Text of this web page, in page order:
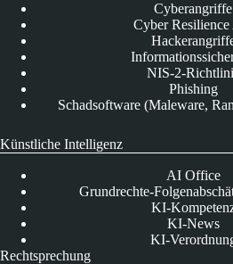
Cyberangriffe
Cyber
NIS-2-
Phishing
Schadsoftware (Maleware,
Künstliche Intelligenz
AI Office
Grundrechte-
KI-
KI-News
KI-
Rechtsprechung